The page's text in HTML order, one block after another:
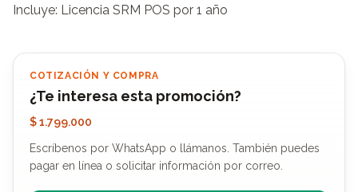
Incluye: Licencia SRM POS por 1 año
COTIZACIÓN Y COMPRA
¿Te interesa esta promoción?
$ 1.799.000
Escríbenos por WhatsApp o llámanos. También puedes
pagar en línea o solicitar información por correo.